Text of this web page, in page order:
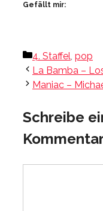
Gefällt mir:
Kategorien
4. Staffel pop
La Bamba –
Maniac –
Schreibe